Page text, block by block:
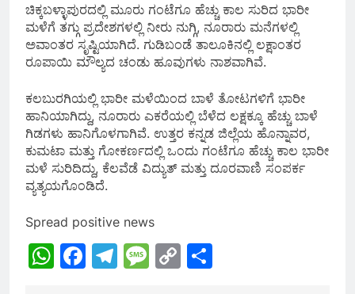
ಚಿಕ್ಕಬಳ್ಳಾಪುರದಲ್ಲಿ ಮೂರು ಗಂಟೆಗೂ ಹೆಚ್ಚು ಕಾಲ ಸುರಿದ ಭಾರೀ
ಮಳೆಗೆ ತಗ್ಗು ಪ್ರದೇಶಗಳಲ್ಲಿ ನೀರು ನುಗ್ಗಿ, ನೂರಾರು ಮನೆಗಳಲ್ಲಿ
ಅವಾಂತರ ಸೃಷ್ಟಿಯಾಗಿದೆ. ಗುಡಿಬಂಡೆ ತಾಲೂಕಿನಲ್ಲಿ ಲಕ್ಷಾಂತರ
ರೂಪಾಯಿ ಮೌಲ್ಯದ ಚಂಡು ಹೂವುಗಳು ನಾಶವಾಗಿವೆ.
ಕಲಬುರಗಿಯಲ್ಲಿ ಭಾರೀ ಮಳೆಯಿಂದ ಬಾಳೆ ತೋಟಗಳಿಗೆ ಭಾರೀ
ಹಾನಿಯಾಗಿದ್ದು, ನೂರಾರು ಎಕರೆಯಲ್ಲಿ ಬೆಳೆದ ಲಕ್ಷಕ್ಕೂ ಹೆಚ್ಚು ಬಾಳೆ
ಗಿಡಗಳು ಹಾನಿಗೊಳಗಾಗಿವೆ. ಉತ್ತರ ಕನ್ನಡ ಜಿಲ್ಲೆಯ ಹೊನ್ನಾವರ,
ಕುಮಟಾ ಮತ್ತು ಗೋಕರ್ಣದಲ್ಲಿ ಒಂದು ಗಂಟೆಗೂ ಹೆಚ್ಚು ಕಾಲ ಭಾರೀ
ಮಳೆ ಸುರಿದಿದ್ದು, ಕೆಲವೆಡೆ ವಿದ್ಯುತ್ ಮತ್ತು ದೂರವಾಣಿ ಸಂಪರ್ಕ
ವ್ಯತ್ಯಯಗೊಂಡಿದೆ.
Spread positive news
WhatsApp
Facebook
Telegram
Message
Copy